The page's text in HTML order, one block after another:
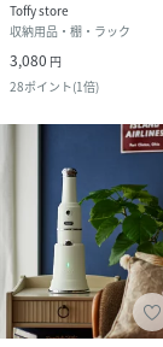
Toffy store
収納用品・棚・ラック
3,080 円
28ポイント(1倍)